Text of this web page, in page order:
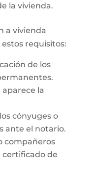
la vivienda.
a vivienda
requisitos:
de los
la
cónyuges o
ante el notario.
compañeros
certificado de